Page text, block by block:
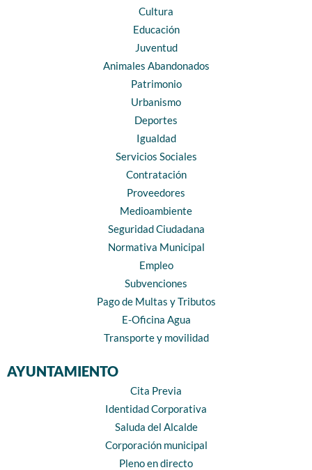
Cultura
Educación
Juventud
Animales Abandonados
Patrimonio
Urbanismo
Deportes
Igualdad
Servicios Sociales
Contratación
Proveedores
Medioambiente
Seguridad Ciudadana
Normativa Municipal
Empleo
Subvenciones
Pago de Multas y Tributos
E-Oficina Agua
Transporte y movilidad
AYUNTAMIENTO
Cita Previa
Identidad Corporativa
Saluda del Alcalde
Corporación municipal
Pleno en directo